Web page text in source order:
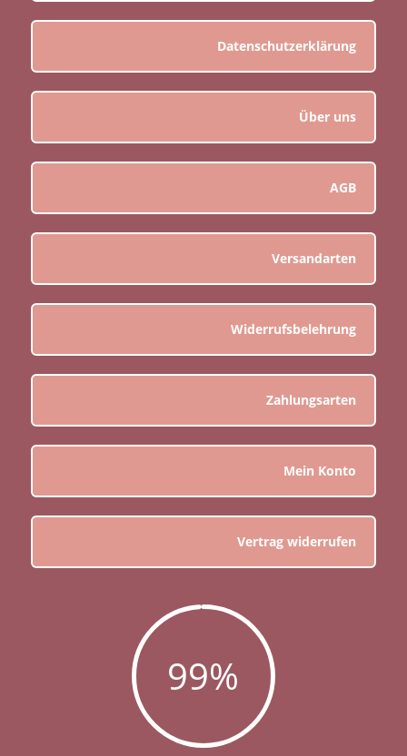
Datenschutzerklärung
Über uns
AGB
Versandarten
Widerrufsbelehrung
Zahlungsarten
Mein Konto
Vertrag widerrufen
99%